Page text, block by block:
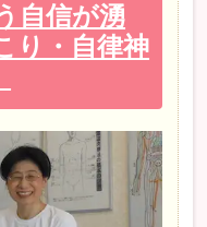
自信が湧
り・自律神